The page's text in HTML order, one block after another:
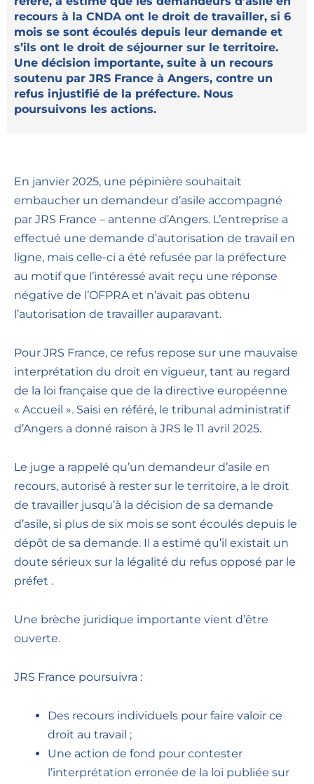
recours à la CNDA ont le droit de travailler, si 6
mois se sont écoulés depuis leur demande et
s’ils ont le droit de séjourner sur le territoire.
Une décision importante, suite à un recours
soutenu par JRS France à Angers, contre un
refus injustifié de la préfecture. Nous
poursuivons les actions.
En janvier 2025, une pépinière souhaitait
embaucher un demandeur d’asile accompagné
par JRS France – antenne d’Angers. L’entreprise a
effectué une demande d’autorisation de travail en
ligne, mais celle-ci a été refusée par la préfecture
au motif que l’intéressé avait reçu une réponse
négative de l’OFPRA et n’avait pas obtenu
l’autorisation de travailler auparavant.
Pour JRS France, ce refus repose sur une mauvaise
interprétation du droit en vigueur, tant au regard
de la loi française que de la directive européenne
« Accueil ». Saisi en référé, le tribunal administratif
d’Angers a donné raison à JRS le 11 avril 2025.
Le juge a rappelé qu’un demandeur d’asile en
recours, autorisé à rester sur le territoire, a le droit
de travailler jusqu’à la décision de sa demande
d’asile, si plus de six mois se sont écoulés depuis le
dépôt de sa demande. Il a estimé qu’il existait un
doute sérieux sur la légalité du refus opposé par le
préfet .
Une brèche juridique importante vient d’être
ouverte.
JRS France poursuivra :
Des recours individuels pour faire valoir ce
droit au travail ;
Une action de fond pour contester
l’interprétation erronée de la loi publiée sur